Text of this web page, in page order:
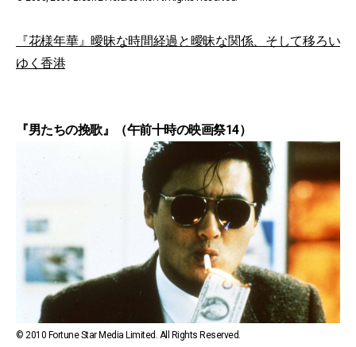
『花様年華』曖昧な時間経過と曖昧な関係、そして移ろい
ゆく香港
『男たちの挽歌』（午前十時の映画祭14）
© 2010 Fortune Star Media Limited. All Rights Reserved.